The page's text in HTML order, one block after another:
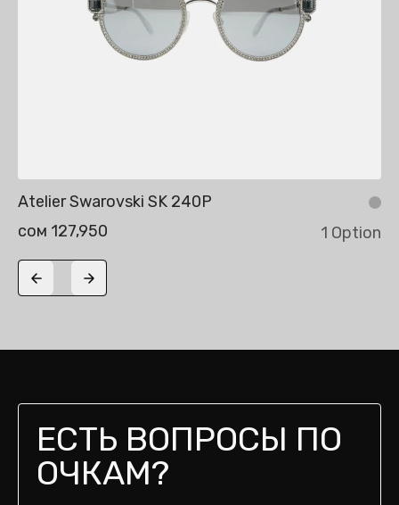
Atelier Swarovski SK 240P
сом 127,950
1 Option
Previous slide
Next slide
ЕСТЬ ВОПРОСЫ ПО
ОЧКАМ?